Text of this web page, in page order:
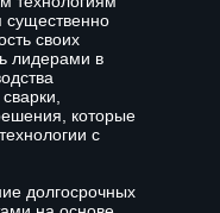
существенно
своих
лидерами в
которые
с
долгосрочных